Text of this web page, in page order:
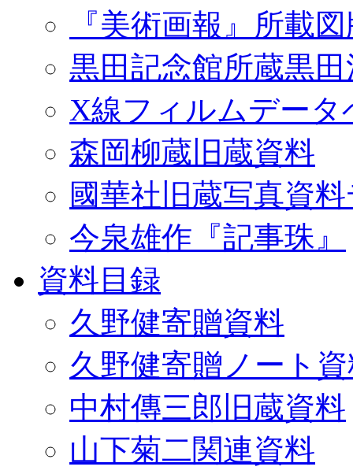
『美術画報』所載
黒田記念館所蔵黒
X線フィルムデータ
森岡柳蔵旧蔵資料
國華社旧蔵写真資
今泉雄作『記事珠』
資料目録
久野健寄贈資料
久野健寄贈ノート
中村傳三郎旧蔵資料
山下菊二関連資料